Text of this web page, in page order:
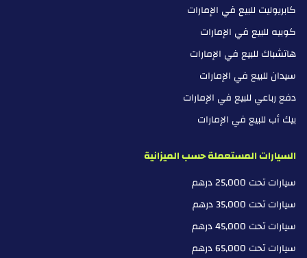
كابريوليت للبيع في الإمارات
كوبيه للبيع في الإمارات
هاتشباك للبيع في الإمارات
سيدان للبيع في الإمارات
دفع رباعي للبيع في الإمارات
بيك أب للبيع في الإمارات
السيارات المستعملة حسب الميزانية
سيارات تحت 25,000 درهم
سيارات تحت 35,000 درهم
سيارات تحت 45,000 درهم
سيارات تحت 65,000 درهم